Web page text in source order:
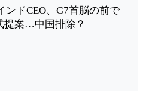
ドCEO、G7首脳の前で
提案…中国排除？